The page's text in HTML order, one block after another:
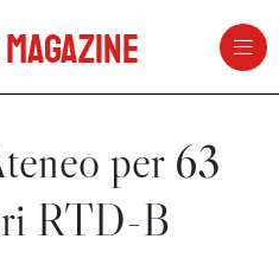
Magazine
per 63
RTD-B